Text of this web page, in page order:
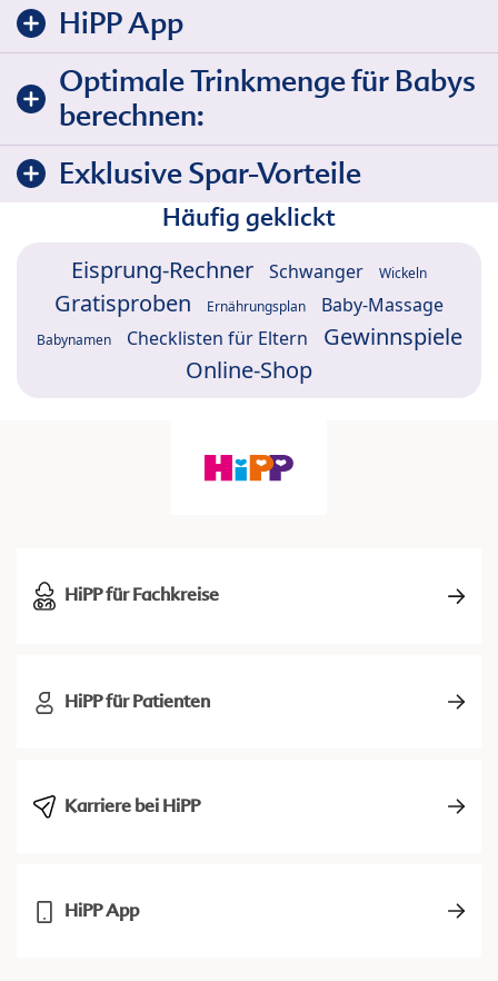
HiPP App
Optimale Trinkmenge für Babys
berechnen:
Exklusive Spar-Vorteile
Häufig geklickt
Eisprung-Rechner Schwanger Wickeln
Gratisproben Ernährungsplan Baby-Massage
Babynamen Checklisten für Eltern
Gewinnspiele
Online-Shop
HiPP für Fachkreise
HiPP für Patienten
Karriere bei HiPP
HiPP App